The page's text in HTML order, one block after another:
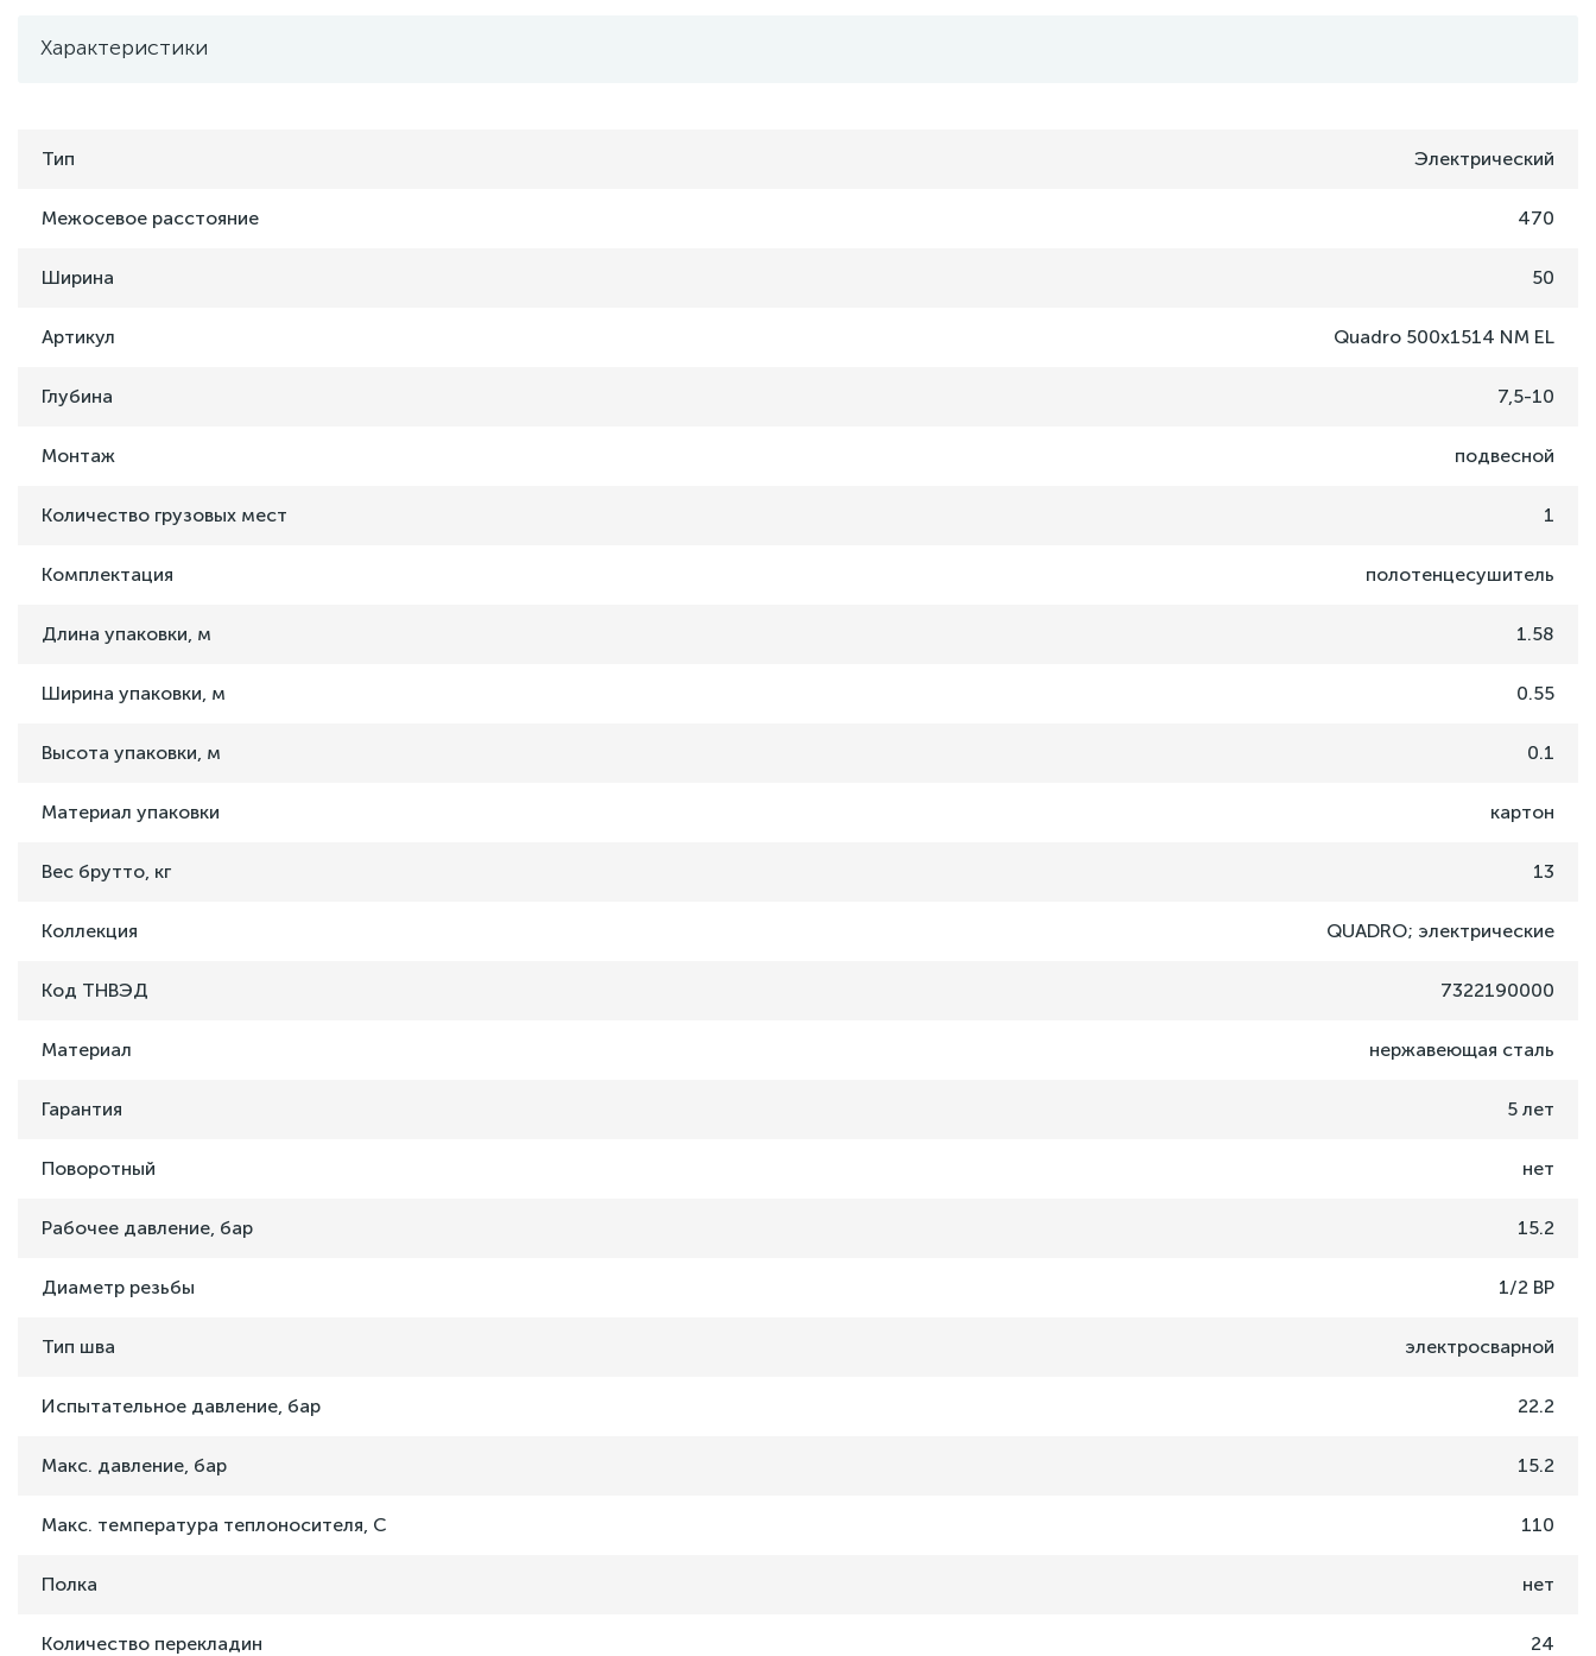
Характеристики
Тип Электрический
Межосевое расстояние 470
Ширина 50
Артикул Quadro 500x1514 NM EL
Глубина 7,5-10
Монтаж подвесной
Количество грузовых мест 1
Комплектация полотенцесушитель
Длина упаковки, м 1.58
Ширина упаковки, м 0.55
Высота упаковки, м 0.1
Материал упаковки картон
Вес брутто, кг 13
Коллекция QUADRO; электрические
Код ТНВЭД 7322190000
Материал нержавеющая сталь
Гарантия 5 лет
Поворотный нет
Рабочее давление, бар 15.2
Диаметр резьбы 1/2 ВР
Тип шва электросварной
Испытательное давление, бар 22.2
Макс. давление, бар 15.2
Макс. температура теплоносителя, C 110
Полка нет
Количество перекладин 24